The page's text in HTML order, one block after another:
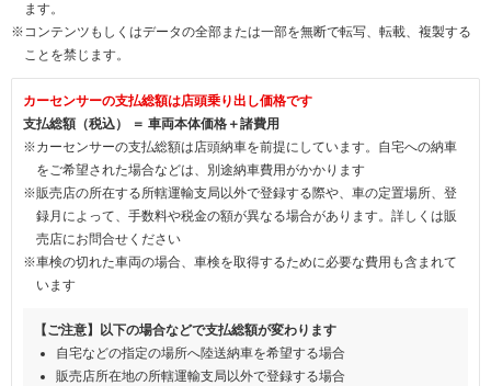
ます。
※コンテンツもしくはデータの全部または一部を無断で転写、転載、複製する
ことを禁じます。
カーセンサーの支払総額は店頭乗り出し価格です
支払総額（税込） ＝ 車両本体価格＋諸費用
※カーセンサーの支払総額は店頭納車を前提にしています。自宅への納車
をご希望された場合などは、別途納車費用がかかります
※販売店の所在する所轄運輸支局以外で登録する際や、車の定置場所、登
録月によって、手数料や税金の額が異なる場合があります。詳しくは販
売店にお問合せください
※車検の切れた車両の場合、車検を取得するために必要な費用も含まれて
います
【ご注意】以下の場合などで支払総額が変わります
自宅などの指定の場所へ陸送納車を希望する場合
販売店所在地の所轄運輸支局以外で登録する場合